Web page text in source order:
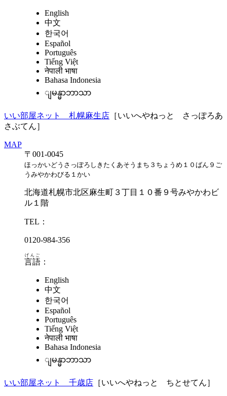
English
中文
한국어
Español
Português
Tiếng Việt
नेपाली भाषा
Bahasa Indonesia
ျမန္မာဘာသာ
いい部屋ネット 札幌麻生店 ［いいへやねっと さっぽろあ
さぶてん］
MAP
〒001-0045
ほっかいどうさっぽろしきたくあそうまち３ちょうめ１０ばん９ご
うみやかわびる１かい
北海道札幌市北区麻生町３丁目１０番９号みやかわビ
ル１階
TEL：
0120-984-356
言語
げんご
：
English
中文
한국어
Español
Português
Tiếng Việt
नेपाली भाषा
Bahasa Indonesia
ျမန္မာဘာသာ
いい部屋ネット 千歳店 ［いいへやねっと ちとせてん］